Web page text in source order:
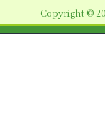
ン
Copyright ©